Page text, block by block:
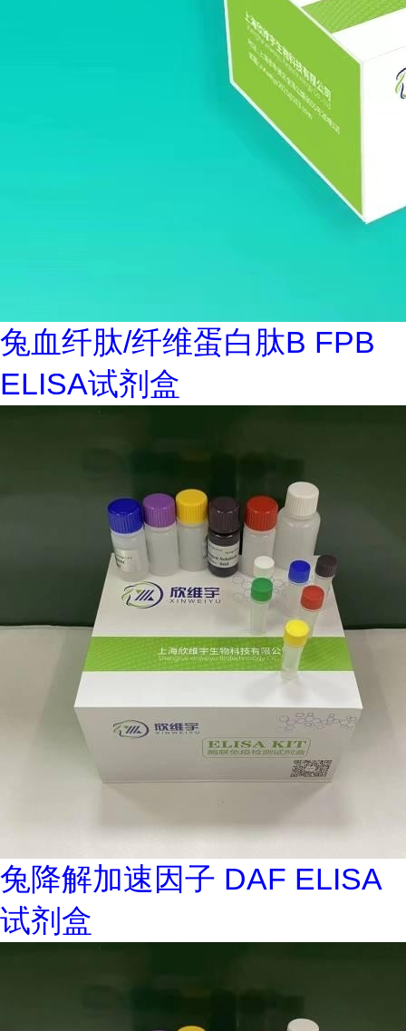
兔血纤肽/纤维蛋白肽B FPB
ELISA试剂盒
兔降解加速因子 DAF ELISA
试剂盒